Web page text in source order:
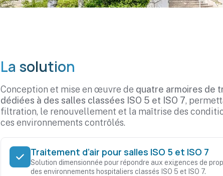
La solution
Conception et mise en œuvre de quatre armoires de
dédiées à des salles classées ISO 5 et ISO 7,
filtration, le renouvellement et la maîtrise des
ces environnements contrôlés.
Traitement d’air pour salles ISO 5 et ISO 7
Solution dimensionnée pour répondre aux exigences de
des environnements hospitaliers classés ISO 5 et ISO 7.